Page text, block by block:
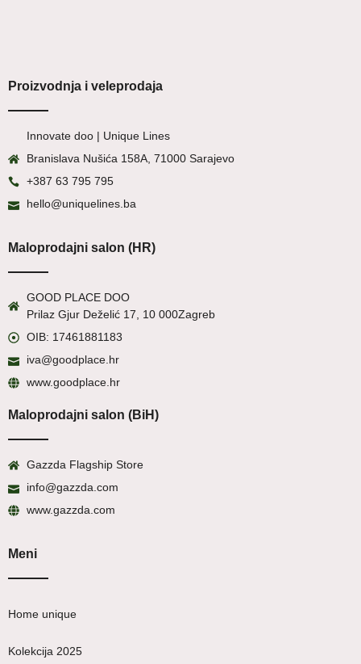
Proizvodnja i veleprodaja
Innovate doo | Unique Lines
Branislava Nušića 158A, 71000 Sarajevo
+387 63 795 795
hello@uniquelines.ba
Maloprodajni salon (HR)
GOOD PLACE DOO
Prilaz Gjur Deželić 17, 10 000Zagreb
OIB: 17461881183
iva@goodplace.hr
www.goodplace.hr
Maloprodajni salon (BiH)
Gazzda Flagship Store
info@gazzda.com
www.gazzda.com
Meni
Home unique
Kolekcija 2025